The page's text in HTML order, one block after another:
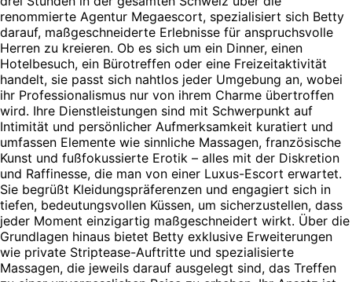
renommierte Agentur Megaescort, spezialisiert sich Betty
darauf, maßgeschneiderte Erlebnisse für anspruchsvolle
Herren zu kreieren. Ob es sich um ein Dinner, einen
Hotelbesuch, ein Bürotreffen oder eine Freizeitaktivität
handelt, sie passt sich nahtlos jeder Umgebung an, wobei
ihr Professionalismus nur von ihrem Charme übertroffen
wird. Ihre Dienstleistungen sind mit Schwerpunkt auf
Intimität und persönlicher Aufmerksamkeit kuratiert und
umfassen Elemente wie sinnliche Massagen, französische
Kunst und fußfokussierte Erotik – alles mit der Diskretion
und Raffinesse, die man von einer Luxus-Escort erwartet.
Sie begrüßt Kleidungspräferenzen und engagiert sich in
tiefen, bedeutungsvollen Küssen, um sicherzustellen, dass
jeder Moment einzigartig maßgeschneidert wirkt. Über die
Grundlagen hinaus bietet Betty exklusive Erweiterungen
wie private Striptease-Auftritte und spezialisierte
Massagen, die jeweils darauf ausgelegt sind, das Treffen